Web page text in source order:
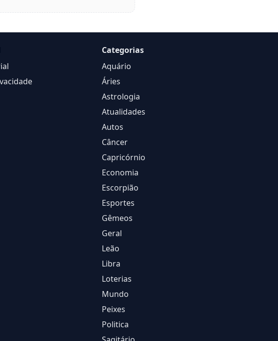
Categorias
Aquário
Áries
Astrologia
Atualidades
Autos
Câncer
Capricórnio
Economia
Escorpião
Esportes
Gêmeos
Geral
Leão
Libra
Loterias
Mundo
Peixes
Politica